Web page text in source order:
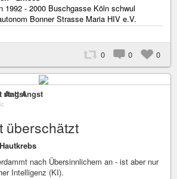
1992 - 2000 Buschgasse Köln schwul
Bonner Strasse Maria HIV e.V.
0 0 0
statt Angst
überschätzt
nach Übersinnlichem an - ist aber nur
Intelligenz (KI).